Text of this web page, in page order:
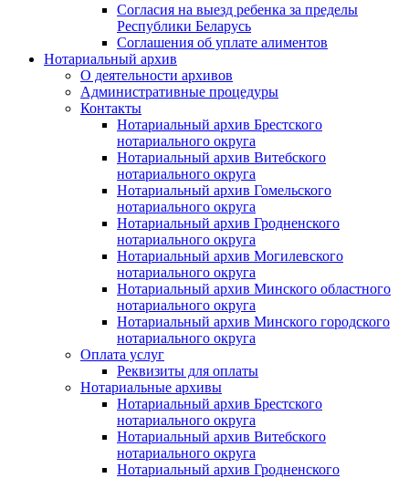
Согласия на выезд ребенка за пределы
Республики Беларусь
Соглашения об уплате алиментов
Нотариальный архив
О деятельности архивов
Административные процедуры
Контакты
Нотариальный архив Брестского
нотариального округа
Нотариальный архив Витебского
нотариального округа
Нотариальный архив Гомельского
нотариального округа
Нотариальный архив Гродненского
нотариального округа
Нотариальный архив Могилевского
нотариального округа
Нотариальный архив Минского областного
нотариального округа
Нотариальный архив Минского городского
нотариального округа
Оплата услуг
Реквизиты для оплаты
Нотариальные архивы
Нотариальный архив Брестского
нотариального округа
Нотариальный архив Витебского
нотариального округа
Нотариальный архив Гродненского